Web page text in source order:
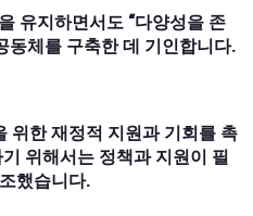
유지하면서도 “다양성을 존
동체를 구축한 데 기인합니다.
위한 재정적 지원과 기회를 촉
위해서는 정책과 지원이 필
했습니다.